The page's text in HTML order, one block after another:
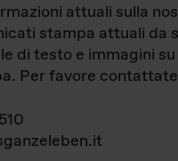
attuali sulla
stampa attuali da
di testo e immagini
Per favore